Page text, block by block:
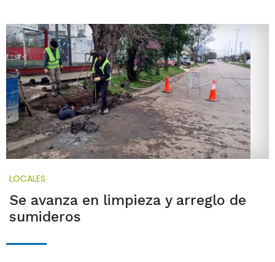
LOCALES
Se avanza en limpieza y arreglo de
sumideros